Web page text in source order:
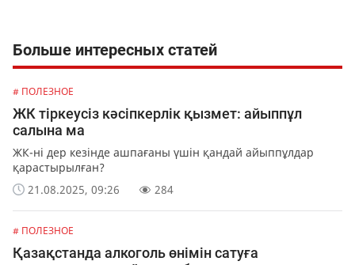
Больше интересных статей
# ПОЛЕЗНОЕ
ЖК тіркеусіз кәсіпкерлік қызмет: айыппұл
салына ма
ЖК-ні дер кезінде ашпағаны үшін қандай айыппұлдар
қарастырылған?
21.08.2025, 09:26
284
# ПОЛЕЗНОЕ
Қазақстанда алкоголь өнімін сатуға